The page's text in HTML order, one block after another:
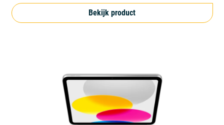
Bekijk product